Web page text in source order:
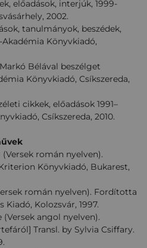
előadások, interjúk, 1999-
2002.
tanulmányok, beszédek,
Könyvkiadó,
Bélával beszélget
Könyvkiadó, Csíkszereda,
cikkek, előadások 1991–
Csíkszereda, 2010.
román nyelven).
Könyvkiadó, Bukarest,
román nyelven). Fordította
Kolozsvár, 1997.
angol nyelven).
Transl. by Sylvia Csiffary.